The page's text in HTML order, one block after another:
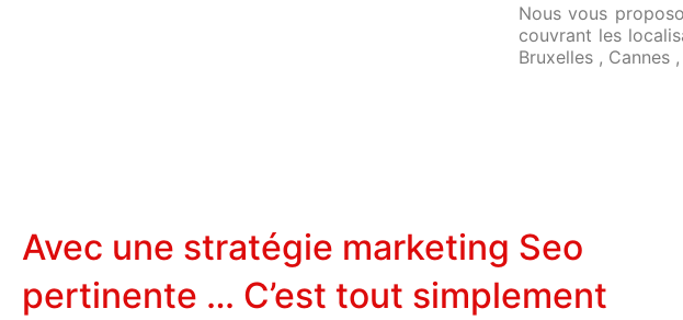
Nous vous
couvrant les
Bruxelles , Cannes
Avec une stratégie marketing Seo
pertinente … C’est tout simplement